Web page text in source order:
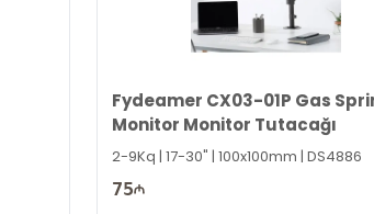
Fydeamer CX03-01P Gas
Monitor Monitor Tutacağı
2-9Kq | 17-30" | 100x100mm | DS4886
75